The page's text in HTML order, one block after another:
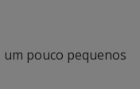
pouco pequenos